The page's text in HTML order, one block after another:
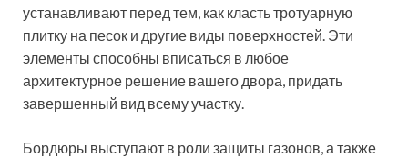
устанавливают перед тем, как класть тротуарную
плитку на песок и другие виды поверхностей. Эти
элементы способны вписаться в любое
архитектурное решение вашего двора, придать
завершенный вид всему участку.
Бордюры выступают в роли защиты газонов, а также